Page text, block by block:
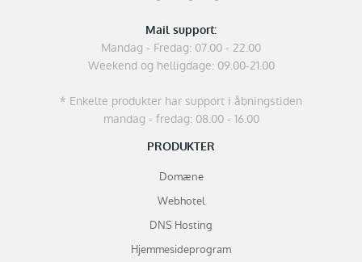
Mail support:
Mandag - Fredag: 07.00 - 22.00
Weekend og helligdage: 09.00-21.00
* Enkelte produkter har support i åbningstiden
mandag - fredag: 08.00 - 16.00
PRODUKTER
Domæne
Webhotel
DNS Hosting
Hjemmesideprogram